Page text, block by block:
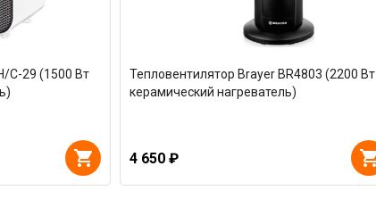
C-29 (1500 Вт
Тепловентилятор Brayer BR4803 (2200 Вт
керамический нагреватель)
4 650 ₽